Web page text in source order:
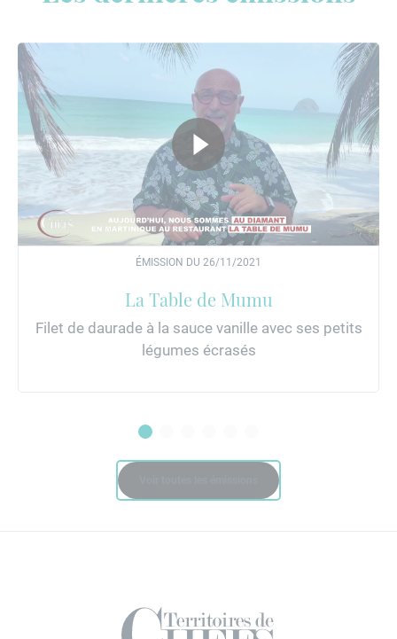
ÉMISSION DU 26/11/2021
La Table de Mumu
Filet de daurade à la sauce vanille avec ses petits
légumes écrasés